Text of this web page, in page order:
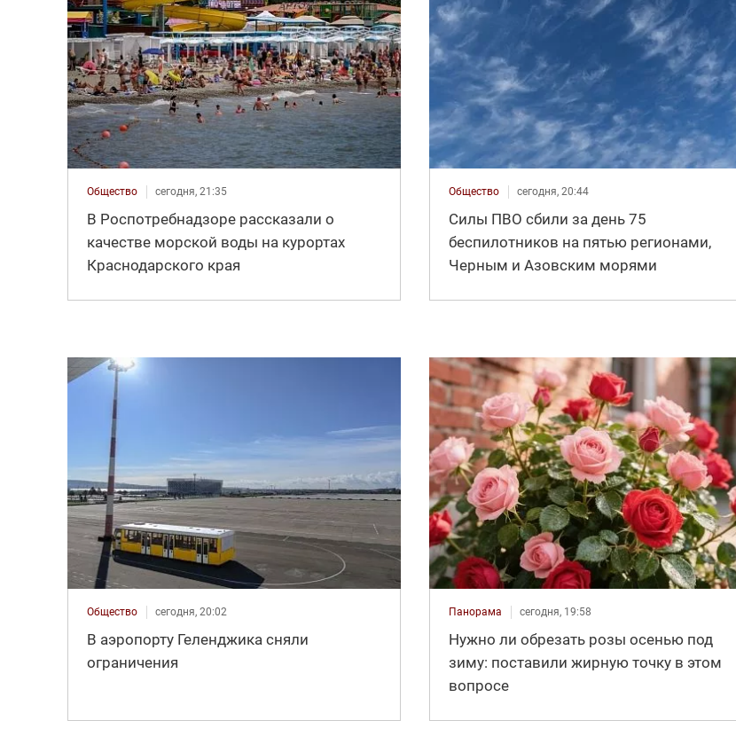
Общество сегодня, 21:35
В Роспотребнадзоре рассказали о
качестве морской воды на курортах
Краснодарского края
Общество сегодня, 20:44
Силы ПВО сбили за день 75
беспилотников на пятью регионами,
Черным и Азовским морями
Общество сегодня, 20:02
В аэропорту Геленджика сняли
ограничения
Панорама сегодня, 19:58
Нужно ли обрезать розы осенью под
зиму: поставили жирную точку в этом
вопросе